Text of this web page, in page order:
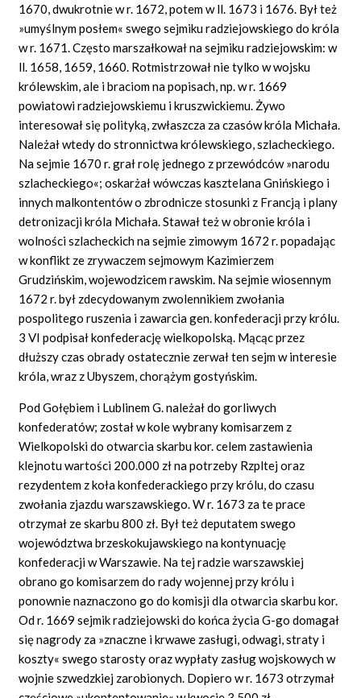
1670, dwukrotnie w r. 1672, potem w ll. 1673 i 1676. Był też
»umyślnym posłem« swego sejmiku radziejowskiego do króla
w r. 1671. Często marszałkował na sejmiku radziejowskim: w
ll. 1658, 1659, 1660. Rotmistrzował nie tylko w wojsku
królewskim, ale i braciom na popisach, np. w r. 1669
powiatowi radziejowskiemu i kruszwickiemu. Żywo
interesował się polityką, zwłaszcza za czasów króla Michała.
Należał wtedy do stronnictwa królewskiego, szlacheckiego.
Na sejmie 1670 r. grał rolę jednego z przewódców »narodu
szlacheckiego«; oskarżał wówczas kasztelana Gnińskiego i
innych malkontentów o zbrodnicze stosunki z Francją i plany
detronizacji króla Michała. Stawał też w obronie króla i
wolności szlacheckich na sejmie zimowym 1672 r. popadając
w konflikt ze zrywaczem sejmowym Kazimierzem
Grudzińskim, wojewodzicem rawskim. Na sejmie wiosennym
1672 r. był zdecydowanym zwolennikiem zwołania
pospolitego ruszenia i zawarcia gen. konfederacji przy królu.
3 VI podpisał konfederację wielkopolską. Mącąc przez
dłuższy czas obrady ostatecznie zerwał ten sejm w interesie
króla, wraz z Ubyszem, chorążym gostyńskim.
Pod Gołębiem i Lublinem G. należał do gorliwych
konfederatów; został w kole wybrany komisarzem z
Wielkopolski do otwarcia skarbu kor. celem zastawienia
klejnotu wartości 200.000 zł na potrzeby Rzpltej oraz
rezydentem z koła konfederackiego przy królu, do czasu
zwołania zjazdu warszawskiego. W r. 1673 za te prace
otrzymał ze skarbu 800 zł. Był też deputatem swego
województwa brzeskokujawskiego na kontynuację
konfederacji w Warszawie. Na tej radzie warszawskiej
obrano go komisarzem do rady wojennej przy królu i
ponownie naznaczono go do komisji dla otwarcia skarbu kor.
Od r. 1669 sejmik radziejowski do końca życia G-go domagał
się nagrody za »znaczne i krwawe zasługi, odwagi, straty i
koszty« swego starosty oraz wypłaty zasług wojskowych w
wojnie szwedzkiej zarobionych. Dopiero w r. 1673 otrzymał